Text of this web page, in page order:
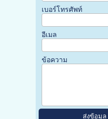
เบอร์โทรศัพท์
อีเมล
ข้อความ